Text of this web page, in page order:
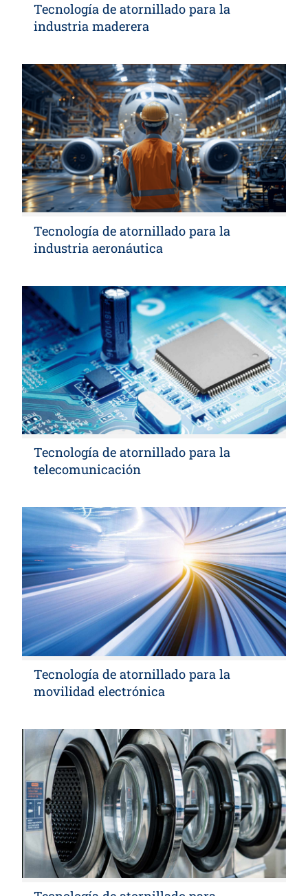
Tecnología de atornillado para la
industria maderera
Tecnología de atornillado para la
industria aeronáutica
Tecnología de atornillado para la
telecomunicación
Tecnología de atornillado para la
movilidad electrónica